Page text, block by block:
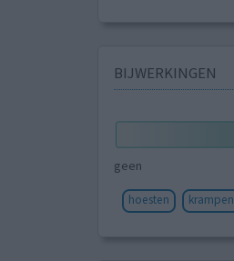
BIJWERKINGEN
geen
hoesten krampen